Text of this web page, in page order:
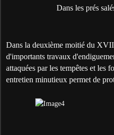
Dans les prés
Dans la deuxième moitié du
d'importants travaux
attaquées par les tempêtes et les
entretien minutieux permet de